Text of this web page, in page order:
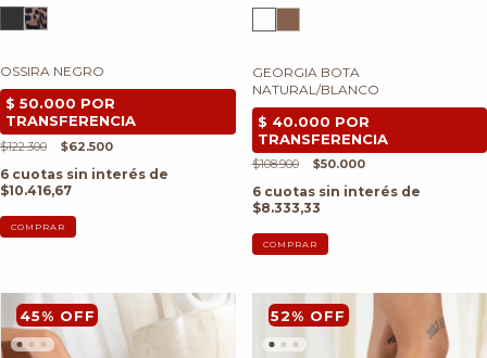
OSSIRA NEGRO
$122.300 $62.500
6 cuotas sin interés de
$10.416,67
COMPRAR
GEORGIA BOTA
NATURAL/BLANCO
$108.900 $50.000
6 cuotas sin interés de
$8.333,33
COMPRAR
45% OFF 52% OFF